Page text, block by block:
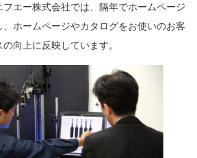
フエー株式会社では、隔年でホームページ
ホームページやカタログをお使いのお客
向上に反映しています。